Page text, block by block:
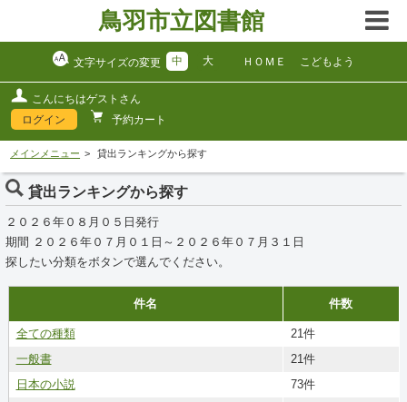
鳥羽市立図書館
文字サイズの変更 中 大 ＨＯＭＥ こどもよう
こんにちはゲストさん
ログイン
予約カート
メインメニュー 貸出ランキングから探す
貸出ランキングから探す
２０２６年０８月０５日発行
期間 ２０２６年０７月０１日～２０２６年０７月３１日
探したい分類をボタンで選んでください。
件名 件数
全ての種類
21件
一般書
21件
日本の小説
73件